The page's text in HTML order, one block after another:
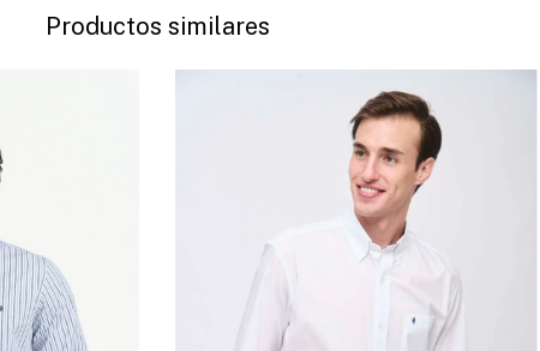
Productos similares